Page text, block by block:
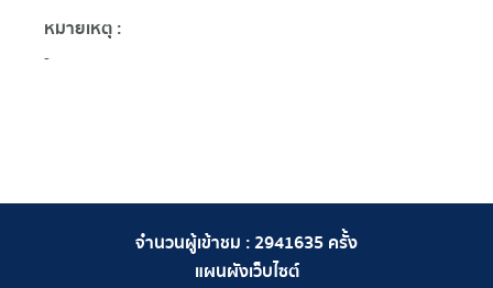
หมายเหตุ :
-
จำนวนผู้เข้าชม :2941635 ครั้ง
แผนผังเว็บไซต์